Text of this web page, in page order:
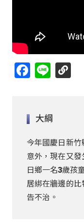
Facebook
Line
大綱
今年國慶日新竹
意外，現在又
日鄉一名3歲孩
居綁在牆邊的
告不治。